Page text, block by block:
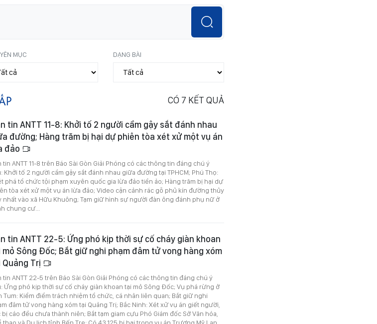
MỤC DẠNG BÀI
CÓ 7 KẾT QUẢ
tin ANTT 11-8: Khởi tố 2 người cầm gậy sắt đánh nhau
đường; Hàng trăm bị hại dự phiên tòa xét xử một vụ án
đảo
tin ANTT 11-8 trên Báo Sài Gòn Giải Phóng có các thông tin đáng chú ý
Khởi tố 2 người cầm gậy sắt đánh nhau giữa đường tại TPHCM; Phú Thọ:
phá tổ chức tội phạm xuyên quốc gia lừa đảo tiền ảo; Hàng trăm bị hại dự
tòa xét xử một vụ án lừa đảo; Video cận cảnh rác gỗ phủ kín đường thủy
nhất vào xã Hữu Khuông; Tạm giữ hình sự người đàn ông đánh phụ nữ ở
chung cư...
tin ANTT 22-5: Ứng phó kịp thời sự cố cháy giàn khoan
mỏ Sông Đốc; Bắt giữ nghi phạm đâm tử vong hàng xóm
Quảng Trị
tin ANTT 22-5 trên Báo Sài Gòn Giải Phóng có các thông tin đáng chú ý
Ứng phó kịp thời sự cố cháy giàn khoan tại mỏ Sông Đốc; Vụ phá rừng ở
Tum: Kiểm điểm trách nhiệm tổ chức, cá nhân liên quan; Bắt giữ nghi
đâm tử vong hàng xóm tại Quảng Trị; Bắc Ninh: Xét xử vụ án giết người,
bị cáo đều chưa thành niên; Bắt tạm giam cựu Phó Giám đốc Sở Văn hóa,